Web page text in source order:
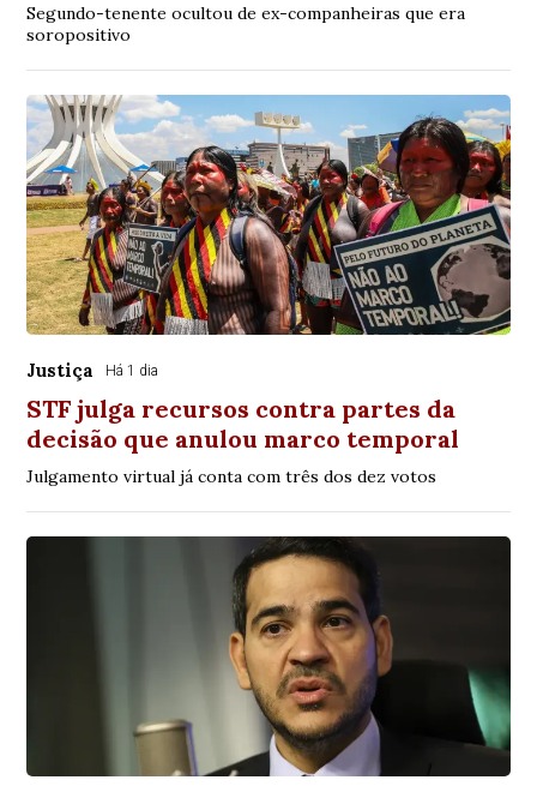
Segundo-tenente ocultou de ex-companheiras que era
soropositivo
Justiça Há 1 dia
STF julga recursos contra partes da
decisão que anulou marco temporal
Julgamento virtual já conta com três dos dez votos